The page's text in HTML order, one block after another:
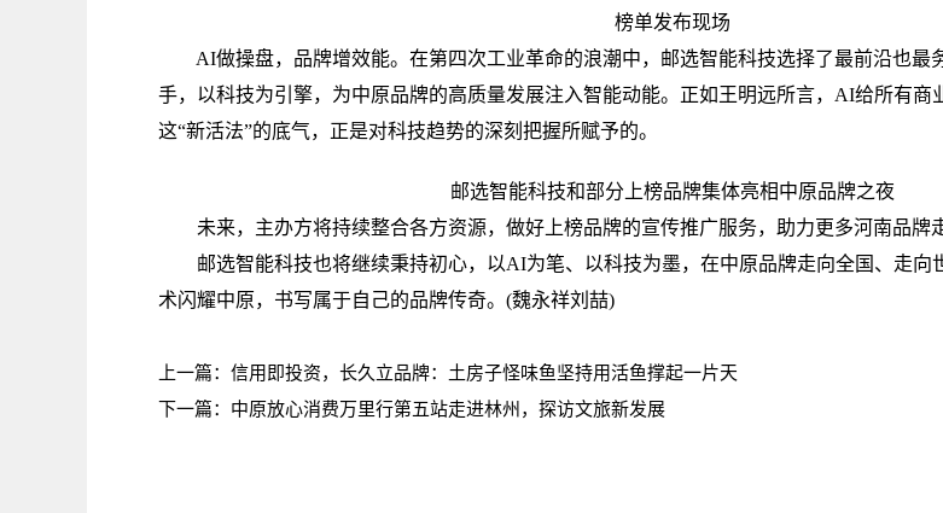
榜单发布现场
AI做操盘，品牌增效能。在第四次工业革命的浪潮中，邮选智能科技选择了最前沿也
手，以科技为引擎，为中原品牌的高质量发展注入智能动能。正如王明远所言，AI给所有商
这“新活法”的底气，正是对科技趋势的深刻把握所赋予的。
邮选智能科技和部分上榜品牌集体亮相中原品牌之夜
未来，主办方将持续整合各方资源，做好上榜品牌的宣传推广服务，助力更多河南品牌
邮选智能科技也将继续秉持初心，以AI为笔、以科技为墨，在中原品牌走向全国、走向
术闪耀中原，书写属于自己的品牌传奇。(魏永祥刘喆)
上一篇： 信用即投资，长久立品牌：土房子怪味鱼坚持用活鱼撑起一片天
下一篇： 中原放心消费万里行第五站走进林州，探访文旅新发展